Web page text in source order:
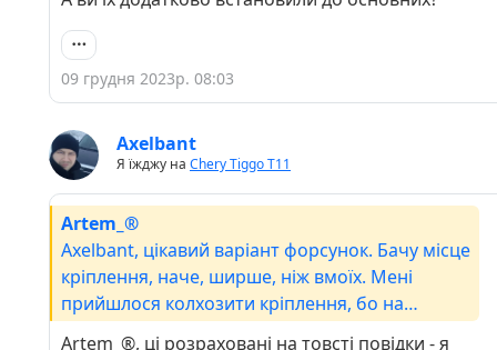
09 грудня 2023р. 08:03
Axelbant
Я їжджу на Chery Tiggo Т11
Artem_®
Axelbant, цікавий варіант форсунок. Бачу місце
кріплення, наче, ширше, ніж вмоїх. Мені
прийшлося колхозити кріплення, бо на
поводки не вставали.. Може ваші і встали б. 🤔
Artem_®, ці розраховані на товсті повідки - я